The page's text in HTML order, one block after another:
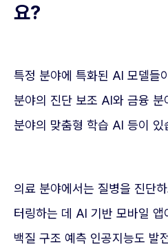
요?
특정 분야에 특화된 AI 모델들
분야의 진단 보조 AI와 금융
분야의 맞춤형 학습 AI 등이 있
의료 분야에서는 질병을 진단
터링하는 데 AI 기반 모바일
백질 구조 예측 인공지능도 발